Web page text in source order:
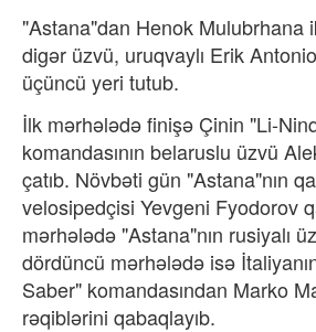
"Astana"dan Henok Mulubrhana
digər üzvü, uruqvaylı Erik
üçüncü yeri tutub.
İlk mərhələdə finişə Çinin "Li-
komandasının belaruslu üzvü
çatıb. Növbəti gün "Astana"nın
velosipedçisi Yevgeni Fyodorov
mərhələdə "Astana"nın rusiyalı
dördüncü mərhələdə isə
Saber" komandasından Marko
rəqiblərini qabaqlayıb.